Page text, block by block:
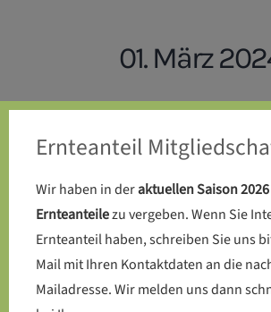
01. März
Endlich: Die
wird auf dem
errichtet
Mehr erfahren
Ernteanteil
Wir haben in deraktuellen Saison
Ernteanteilezu vergeben. Wenn Sie
Ernteanteil haben, schreiben Sie uns
Mail mit Ihren Kontaktdaten an die
Mailadresse. Wir melden uns dann